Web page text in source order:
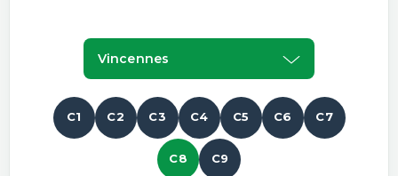
Vincennes
C1 C2 C3 C4 C5 C6 C7
C8 C9